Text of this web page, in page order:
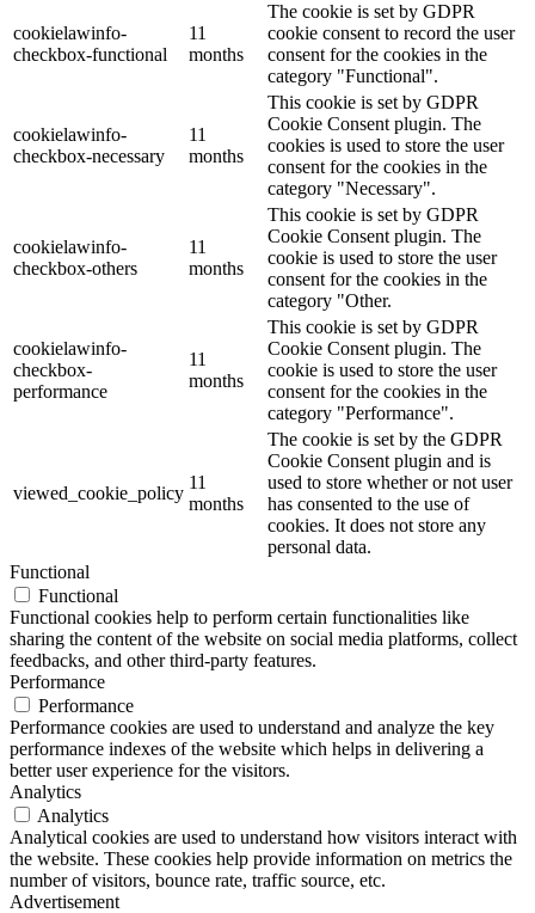
cookielawinfo-
checkbox-functional
11
months
The cookie is set by GDPR
cookie consent to record the user
consent for the cookies in the
category "Functional".
cookielawinfo-
checkbox-necessary
11
months
This cookie is set by GDPR
Cookie Consent plugin. The
cookies is used to store the user
consent for the cookies in the
category "Necessary".
cookielawinfo-
checkbox-others
11
months
This cookie is set by GDPR
Cookie Consent plugin. The
cookie is used to store the user
consent for the cookies in the
category "Other.
cookielawinfo-
checkbox-
performance
11
months
This cookie is set by GDPR
Cookie Consent plugin. The
cookie is used to store the user
consent for the cookies in the
category "Performance".
viewed_cookie_policy
11
months
The cookie is set by the GDPR
Cookie Consent plugin and is
used to store whether or not user
has consented to the use of
cookies. It does not store any
personal data.
Functional
Functional
Functional cookies help to perform certain functionalities like
sharing the content of the website on social media platforms, collect
feedbacks, and other third-party features.
Performance
Performance
Performance cookies are used to understand and analyze the key
performance indexes of the website which helps in delivering a
better user experience for the visitors.
Analytics
Analytics
Analytical cookies are used to understand how visitors interact with
the website. These cookies help provide information on metrics the
number of visitors, bounce rate, traffic source, etc.
Advertisement